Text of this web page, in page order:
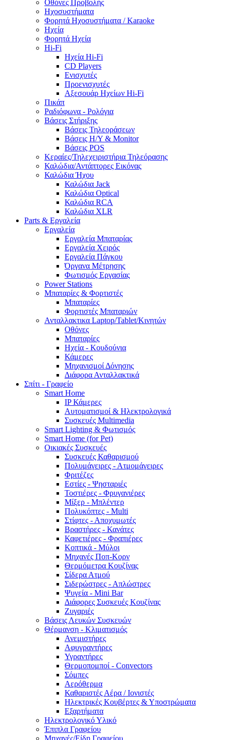
Οθόνες Προβολής
Ηχοσυστήματα
Φορητά Ηχοσυστήματα / Karaoke
Ηχεία
Φορητά Ηχεία
Hi-Fi
Ηχεία Hi-Fi
CD Players
Ενισχυτές
Προενισχυτές
Αξεσουάρ Ηχείων Hi-Fi
Πικάπ
Ραδιόφωνα - Ρολόγια
Βάσεις Στήριξης
Βάσεις Τηλεοράσεων
Βάσεις Η/Υ & Monitor
Βάσεις POS
Κεραίες/Τηλεχειριστήρια Τηλεόρασης
Καλώδια/Αντάπτορες Εικόνας
Καλώδια Ήχου
Καλώδια Jack
Καλώδια Optical
Καλώδια RCA
Καλώδια XLR
Parts & Εργαλεία
Εργαλεία
Εργαλεία Μπαταρίας
Εργαλεία Χειρός
Εργαλεία Πάγκου
Όργανα Μέτρησης
Φωτισμός Εργασίας
Power Stations
Μπαταρίες & Φορτιστές
Μπαταρίες
Φορτιστές Μπαταριών
Ανταλλακτικα Laptop/Tablet/Κινητών
Οθόνες
Μπαταρίες
Ηχεία - Κουδούνια
Κάμερες
Μηχανισμοί Δόνησης
Διάφορα Ανταλλακτικά
Σπίτι - Γραφείο
Smart Home
IP Κάμερες
Αυτοματισμοί & Ηλεκτρολογικά
Συσκευές Multimedia
Smart Lighting & Φωτισμός
Smart Home (for Pet)
Οικιακές Συσκευές
Συσκευές Καθαρισμού
Πολυμάγειρες - Ατμομάγειρες
Φριτέζες
Εστίες - Ψησταριές
Τοστιέρες - Φρυγανιέρες
Μίξερ - Μπλέντερ
Πολυκόπτες - Multi
Στίφτες - Αποχυμωτές
Βραστήρες - Κανάτες
Καφετιέρες - Φραπιέρες
Κοπτικά - Μύλοι
Μηχανές Ποπ-Κορν
Θερμόμετρα Κουζίνας
Σίδερα Ατμού
Σιδερώστρες - Απλώστρες
Ψυγεία - Mini Bar
Διάφορες Συσκευές Κουζίνας
Ζυγαριές
Βάσεις Λευκών Συσκευών
Θέρμανση - Κλιματισμός
Ανεμιστήρες
Αφυγραντήρες
Υγραντήρες
Θερμοπομποί - Convectors
Σόμπες
Αερόθερμα
Καθαριστές Αέρα / Ιονιστές
Ηλεκτρικές Κουβέρτες & Υποστρώματα
Εξαρτήματα
Ηλεκτρολογικό Υλικό
Έπιπλα Γραφείου
Μηχανές/Είδη Γραφείου